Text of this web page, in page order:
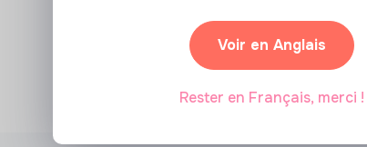
aux réflexions sur les autres thématiques
le développement de nouvelles offres d’ingénierie.
Voir en Anglais
Rester en Français, merci !